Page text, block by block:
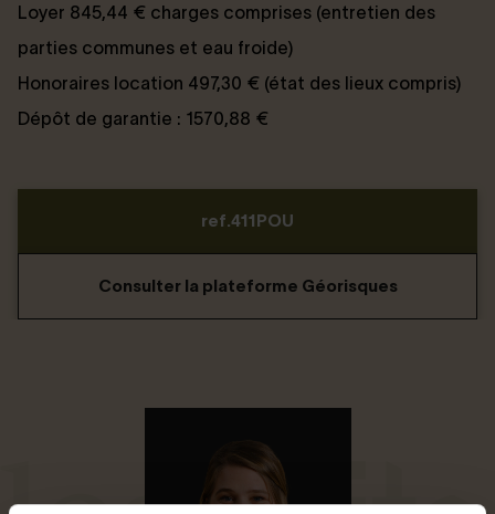
Loyer 845,44 € charges comprises (entretien des
parties communes et eau froide)
Honoraires location 497,30 € (état des lieux compris)
Dépôt de garantie : 1570,88 €
ref.411POU
Consulter la plateforme Géorisques